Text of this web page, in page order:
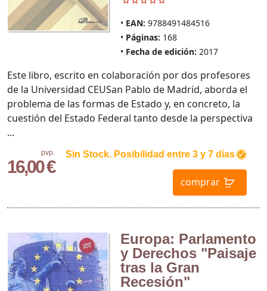
EAN: 9788491484516
Páginas: 168
Fecha de edición: 2017
pvp.
16,00 €
Sin Stock. Posibilidad entre 3 y 7 días
comprar
Este libro, escrito en colaboración por dos profesores
de la Universidad CEUSan Pablo de Madrid, aborda el
problema de las formas de Estado y, en concreto, la
cuestión del Estado Federal tanto desde la perspectiva
...
Europa: Parlamento
y Derechos "Paisaje
tras la Gran
Recesión"